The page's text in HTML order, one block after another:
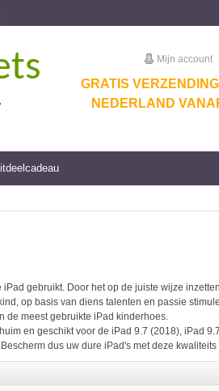
GRATIS
NEDERLAND
Mijn account
gebruikt. Door het op de juiste wijze
op basis van diens talenten en passie
de meest gebruikte iPad kinderhoes.
en geschikt voor de iPad 9.7 (2018), iPad
dus uw dure iPad's met deze